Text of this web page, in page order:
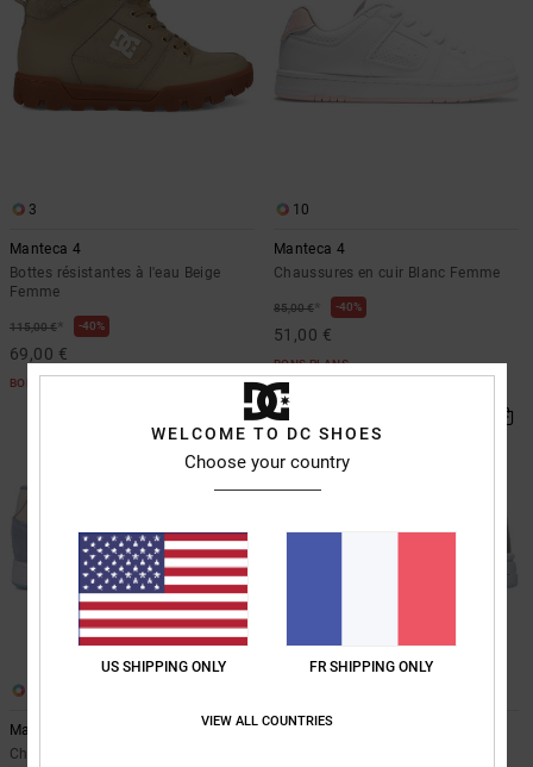
3
Manteca 4
Bottes résistantes à l'eau Beige
Femme
115,00 €* 40%
69,00 €
BONS PLANS
10
Manteca 4
Chaussures en cuir Blanc Femme
85,00 €* 40%
51,00 €
BONS PLANS
Manteca 4 Mid
Chaussures Mid Top en cuir Bleu
Construct
WELCOME TO DC SHOES
Choose your country
US SHIPPING ONLY FR SHIPPING ONLY
VIEW ALL COUNTRIES